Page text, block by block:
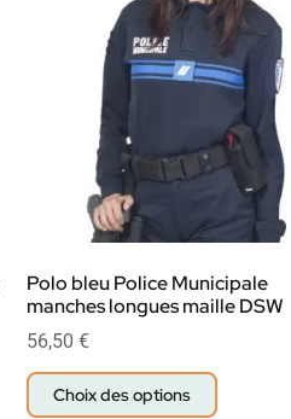
Polo bleu Police Municipale
manches longues maille DSW
56,50 €
Choix des options